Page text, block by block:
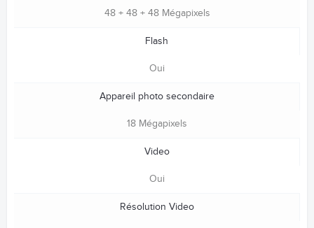
48 + 48 + 48 Mégapixels
Flash
Oui
Appareil photo secondaire
18 Mégapixels
Video
Oui
Résolution Video